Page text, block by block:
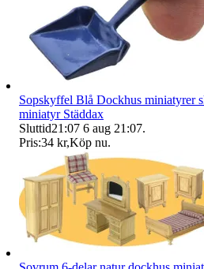
Sopskyffel Blå Dockhus miniatyrer
miniatyr Städdax
Sluttid21:07 6 aug 21:07.
Pris:34 kr,Köp nu.